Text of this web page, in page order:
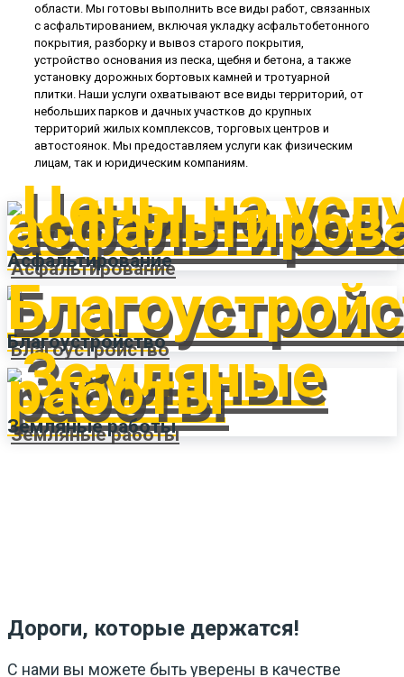
области. Мы готовы выполнить все виды работ, связанных
с асфальтированием, включая укладку асфальтобетонного
покрытия, разборку и вывоз старого покрытия,
устройство основания из песка, щебня и бетона, а также
установку дорожных бортовых камней и тротуарной
плитки. Наши услуги охватывают все виды территорий, от
небольших парков и дачных участков до крупных
территорий жилых комплексов, торговых центров и
автостоянок. Мы предоставляем услуги как физическим
лицам, так и юридическим компаниям.
Асфальтирование
Благоустройство
Земляные работы
Дороги, которые держатся!
С нами вы можете быть уверены в качестве